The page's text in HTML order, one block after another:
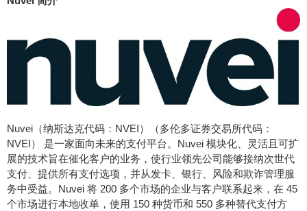
Nuvei （纳斯达克代码：NVEI）（多伦多证券交易所代码：
NVEI） 是一家面向未来的支付平台。Nuvei 模块化、灵活且可扩
展的技术旨在催化客户的业务，使行业领先公司能够接纳次世代
支付、提供所有支付选项，并从发卡、银行、风险和欺诈管理服
务中受益。Nuvei 将 200 多个市场的企业与客户联系起来，在 45
个市场进行本地收单，使用 150 种货币和 550 多种替代支付方